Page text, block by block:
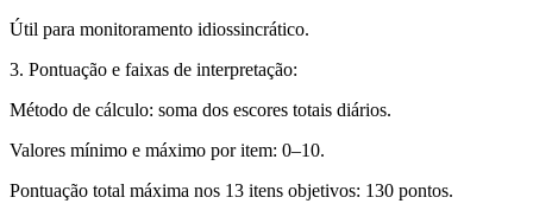
Útil para monitoramento idiossincrático.
3. Pontuação e faixas de interpretação:
Método de cálculo: soma dos escores totais diários.
Valores mínimo e máximo por item: 0–10.
Pontuação total máxima nos 13 itens objetivos: 130 pontos.